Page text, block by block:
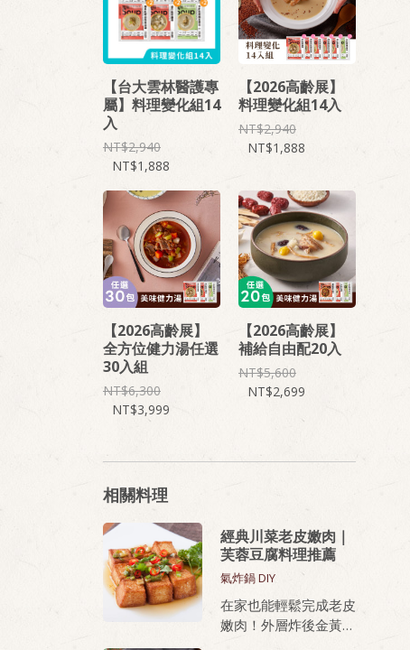
【台大雲林醫護專
屬】料理變化組14
入
2,940
1,888
【2026高齡展】
料理變化組14入
2,940
1,888
【2026高齡展】
全方位健力湯任選
30入組
6,300
3,999
【2026高齡展】
補給自由配20入
5,600
2,699
相關料理
經典川菜老皮嫩肉｜
芙蓉豆腐料理推薦
氣炸鍋 DIY
在家也能輕鬆完成老皮
嫩肉！外層炸後金黃酥